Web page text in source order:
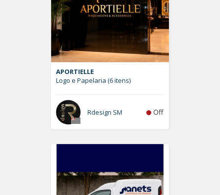
APORTIELLE
Logo e Papelaria (6 itens)
Rdesign SM Off